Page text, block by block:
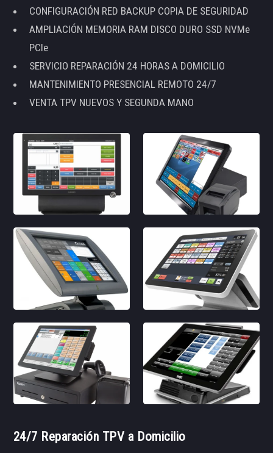
CONFIGURACIÓN RED BACKUP COPIA DE SEGURIDAD
AMPLIACIÓN MEMORIA RAM DISCO DURO SSD NVMe
PCIe
SERVICIO REPARACIÓN 24 HORAS A DOMICILIO
MANTENIMIENTO PRESENCIAL REMOTO 24/7
VENTA TPV NUEVOS Y SEGUNDA MANO
24/7 Reparación TPV a Domicilio